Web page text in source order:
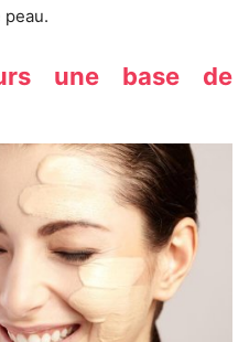
une base de